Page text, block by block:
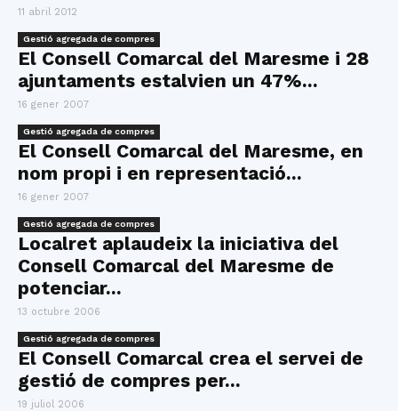
11 abril 2012
Gestió agregada de compres
El Consell Comarcal del Maresme i 28
ajuntaments estalvien un 47%...
16 gener 2007
Gestió agregada de compres
El Consell Comarcal del Maresme, en
nom propi i en representació...
16 gener 2007
Gestió agregada de compres
Localret aplaudeix la iniciativa del
Consell Comarcal del Maresme de
potenciar...
13 octubre 2006
Gestió agregada de compres
El Consell Comarcal crea el servei de
gestió de compres per...
19 juliol 2006